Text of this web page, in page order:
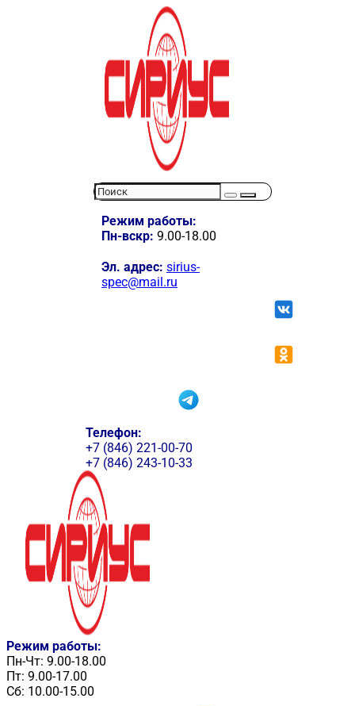
Режим работы:
Пн-вскр: 9.00-18.00
Эл. адрес: sirius-
spec@mail.ru
Телефон:
+7 (846) 221-00-70
+7 (846) 243-10-33
Режим работы:
Пн-Чт: 9.00-18.00
Пт: 9.00-17.00
Сб: 10.00-15.00